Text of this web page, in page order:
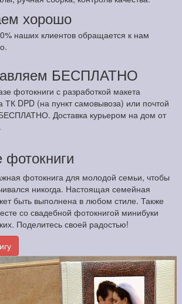
хорошо
наших клиентов обращается к нам
БЕСПЛАТНО
фотокниги с разработкой макета
ТК DPD (на пункт самовывоза) или почтой
Доставка курьером на дом от
фотокнига для молодой семьи, чтобы
никогда. Настоящая семейная
быть выполнена в любом стиле. Также
со свадебной фотокнигой минибуки
Поделитесь своей радостью!